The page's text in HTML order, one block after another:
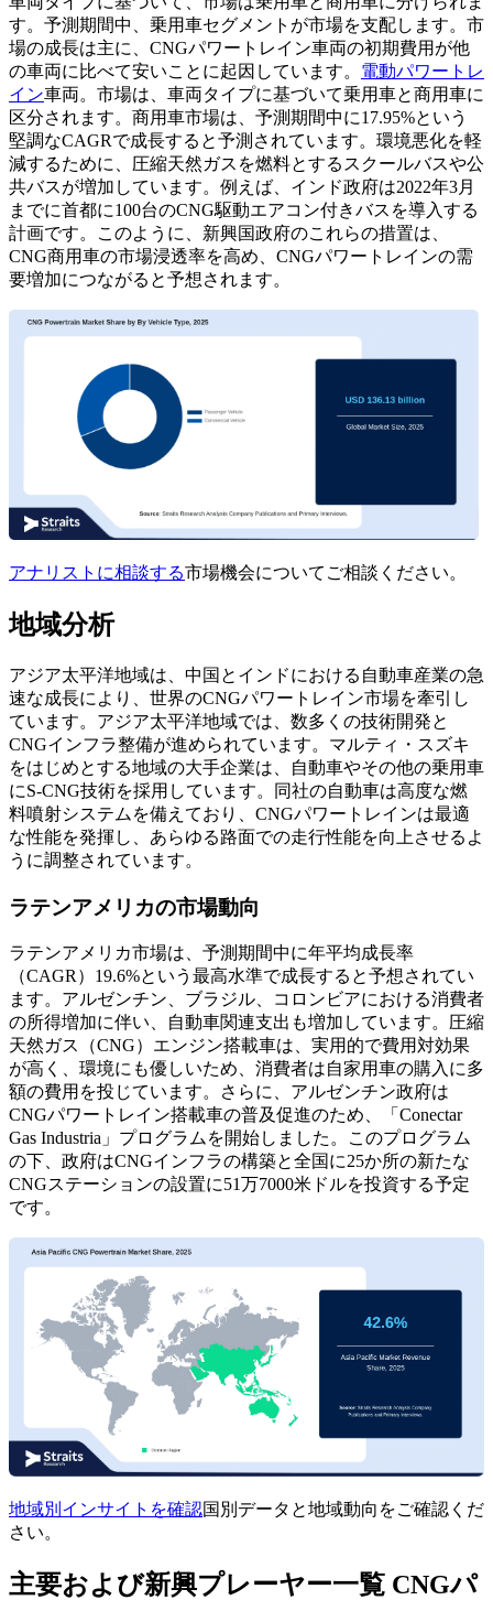
す。予測期間中、乗用車セグメントが市場を支配します。市
場の成長は主に、CNGパワートレイン車両の初期費用が他
の車両に比べて安いことに起因しています。 電動パワートレ
イン車両。市場は、車両タイプに基づいて乗用車と商用車に
区分されます。商用車市場は、予測期間中に17.95%という
堅調なCAGRで成長すると予測されています。環境悪化を軽
減するために、圧縮天然ガスを燃料とするスクールバスや公
共バスが増加しています。例えば、インド政府は2022年3月
までに首都に100台のCNG駆動エアコン付きバスを導入する
計画です。このように、新興国政府のこれらの措置は、
CNG商用車の市場浸透率を高め、CNGパワートレインの需
要増加につながると予想されます。
アナリストに相談する市場機会についてご相談ください。
地域分析
アジア太平洋地域は、中国とインドにおける自動車産業の急
速な成長により、世界のCNGパワートレイン市場を牽引し
ています。アジア太平洋地域では、数多くの技術開発と
CNGインフラ整備が進められています。マルティ・スズキ
をはじめとする地域の大手企業は、自動車やその他の乗用車
にS-CNG技術を採用しています。同社の自動車は高度な燃
料噴射システムを備えており、CNGパワートレインは最適
な性能を発揮し、あらゆる路面での走行性能を向上させるよ
うに調整されています。
ラテンアメリカの市場動向
ラテンアメリカ市場は、予測期間中に年平均成長率
（CAGR）19.6%という最高水準で成長すると予想されてい
ます。アルゼンチン、ブラジル、コロンビアにおける消費者
の所得増加に伴い、自動車関連支出も増加しています。圧縮
天然ガス（CNG）エンジン搭載車は、実用的で費用対効果
が高く、環境にも優しいため、消費者は自家用車の購入に多
額の費用を投じています。さらに、アルゼンチン政府は
CNGパワートレイン搭載車の普及促進のため、「Conectar
Gas Industria」プログラムを開始しました。このプログラム
の下、政府はCNGインフラの構築と全国に25か所の新たな
CNGステーションの設置に51万7000米ドルを投資する予定
です。
地域別インサイトを確認国別データと地域動向をご確認くだ
さい。
主要および新興プレーヤー一覧 CNGパ